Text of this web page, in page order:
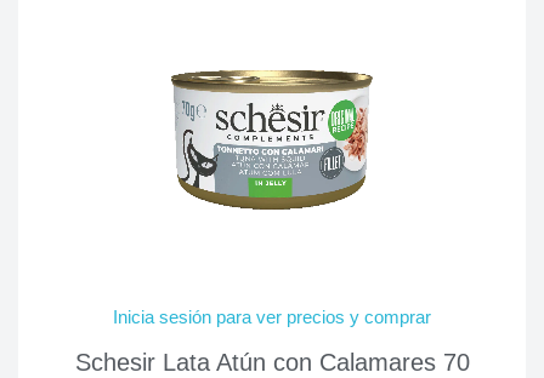
Inicia sesión para ver precios y comprar
Schesir Lata Atún con Calamares 70